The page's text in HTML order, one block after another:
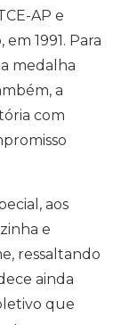
AP e
1991. Para
medalha
a
com
aos
e
ressaltando
ainda
que